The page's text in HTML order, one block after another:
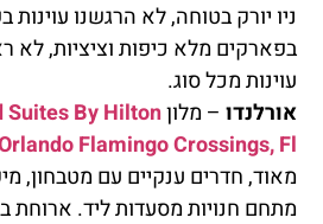
ניו יורק בטוחה, לא הרגשנו
בפארקים מלא כיפות וציציות, לא
עוינות מכל סוג.
אורלנדו – מלוןSuites By Hilton
Flamingo Crossings, Fl
מאוד, חדרים ענקיים עם מטבחון,
מתחם חנויות מסעדות ליד. ארוחת